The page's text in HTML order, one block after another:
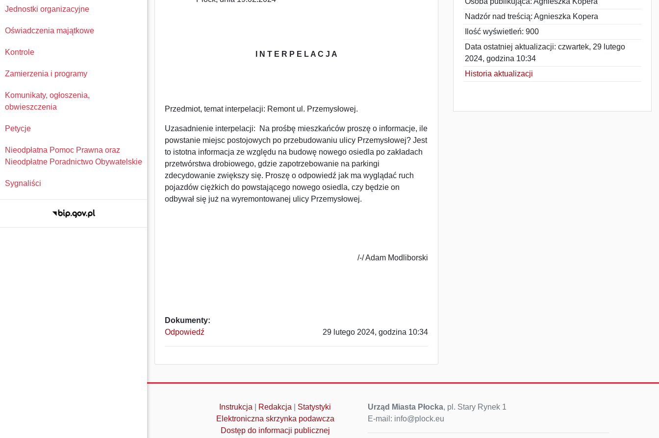
Jednostki organizacyjne
Oświadczenia majątkowe
Kontrole
Zamierzenia i programy
Komunikaty, ogłoszenia,
obwieszczenia
Petycje
Nieodpłatna Pomoc Prawna oraz
Nieodpłatne Poradnictwo Obywatelskie
Sygnaliści
I N T E R P E L A C J A
Przedmiot, temat interpelacji: Remont ul. Przemysłowej.
Uzasadnienie interpelacji:
Na prośbę mieszkańców proszę o informacje, ile
powstanie miejsc postojowych po przebudowaniu ulicy Przemysłowej? Jest
to istotna informacja ze względu na budowę nowego osiedla po zakładach
przetwórstwa drobiowego, gdzie zapotrzebowanie na parkingi
zdecydowanie zwiększy się. Proszę o odpowiedź jak ma wyglądać ruch
pojazdów ciężkich do powstającego nowego osiedla, czy będzie on
odbywał się już na wyremontowanej ulicy Przemysłowej.
/-/ Adam Modliborski
Dokumenty:
Odpowiedź
29 lutego 2024, godzina 10:34
Nadzór nad treścią: Agnieszka Kopera
Ilość wyświetleń: 900
Data ostatniej aktualizacji: czwartek, 29 lutego
2024, godzina 10:34
Historia aktualizacji
Instrukcja Redakcja
Statystyki
Elektroniczna skrzynka podawcza
Dostęp do informacji publicznej
Urząd Miasta Płocka, pl. Stary Rynek 1
E-mail: info@plock.eu